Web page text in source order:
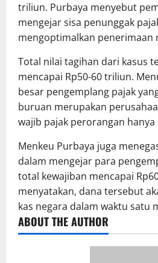
triliun. Purbaya menyebut
mengejar sisa penunggak
mengoptimalkan penerimaan
Total nilai tagihan dari kasus
mencapai Rp50-60 triliun.
besar pengemplang pajak
buruan merupakan
wajib pajak perorangan hanya
Menkeu Purbaya juga
dalam mengejar para
total kewajiban mencapai
menyatakan, dana tersebut
kas negara dalam waktu satu
ABOUT THE AUTHOR